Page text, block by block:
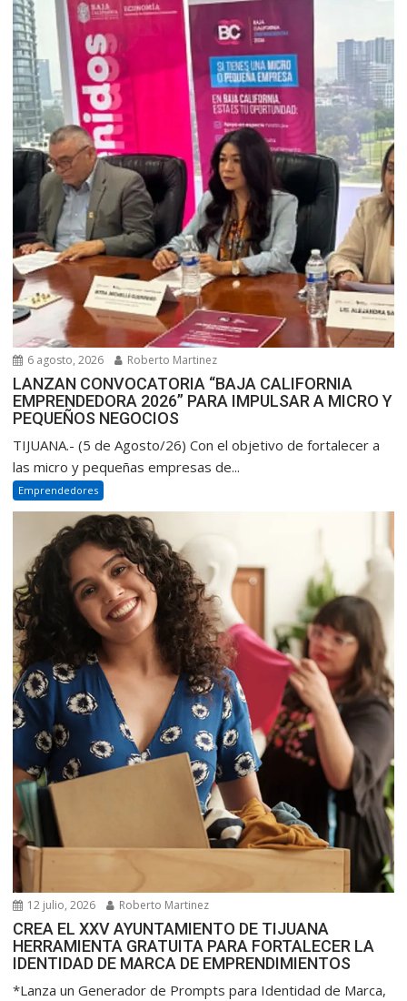
6 agosto, 2026 Roberto Martinez
LANZAN CONVOCATORIA “BAJA CALIFORNIA
EMPRENDEDORA 2026” PARA IMPULSAR A MICRO Y
PEQUEÑOS NEGOCIOS
TIJUANA.- (5 de Agosto/26) Con el objetivo de fortalecer a
las micro y pequeñas empresas de...
Emprendedores
12 julio, 2026 Roberto Martinez
CREA EL XXV AYUNTAMIENTO DE TIJUANA
HERRAMIENTA GRATUITA PARA FORTALECER LA
IDENTIDAD DE MARCA DE EMPRENDIMIENTOS
*Lanza un Generador de Prompts para Identidad de Marca,